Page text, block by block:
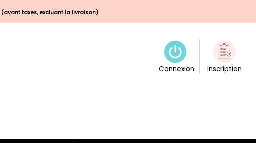
(avant taxes, excluant la livraison)
Connexion Inscription